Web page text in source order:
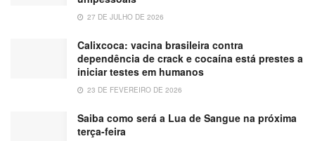
27 DE JULHO DE 2026
Calixcoca: vacina brasileira contra
dependência de crack e cocaína está prestes a
iniciar testes em humanos
23 DE FEVEREIRO DE 2026
Saiba como será a Lua de Sangue na próxima
terça-feira